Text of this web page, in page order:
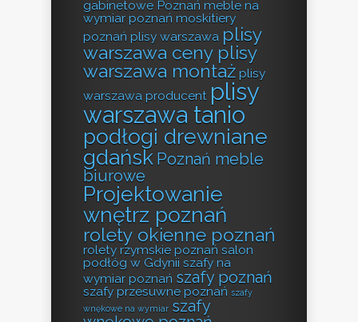
gabinetowe Poznań meble na
wymiar poznań moskitiery
poznań plisy warszawa plisy
warszawa ceny plisy
warszawa montaż plisy
warszawa producent plisy
warszawa tanio
podłogi drewniane
gdańsk Poznań meble
biurowe
Projektowanie
wnętrz poznań
rolety okienne poznań
rolety rzymskie poznań salon
podłóg w Gdynii szafy na
wymiar poznań szafy poznań
szafy przesuwne poznań szafy
wnękowe na wymiar szafy